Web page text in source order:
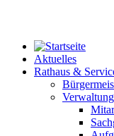
Aktuelles
Rathaus &
Verwaltung